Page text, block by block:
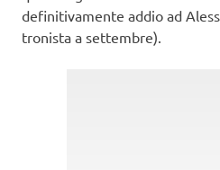
definitivamente addio ad
tronista a settembre).